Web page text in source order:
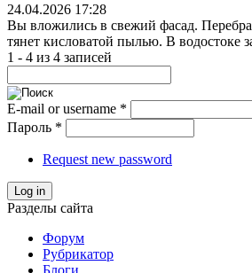
24.04.2026 17:28
Вы вложились в свежий фасад.
тянет кисловатой пылью. В водостоке
1 - 4 из 4 записей
E-mail or username *
Пароль *
Request new password
Log in
Разделы сайта
Форум
Рубрикатор
Блоги